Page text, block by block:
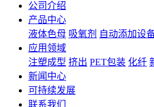
公司介绍
产品中心
液体色母 吸氧剂 自动添加设
应用领域
注塑成型 挤出 PET包装 化纤
新闻中心
可持续发展
联系我们